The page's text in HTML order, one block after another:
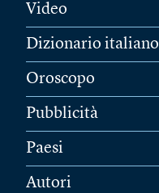
Video
Dizionario italiano
Oroscopo
Pubblicità
Paesi
Autori